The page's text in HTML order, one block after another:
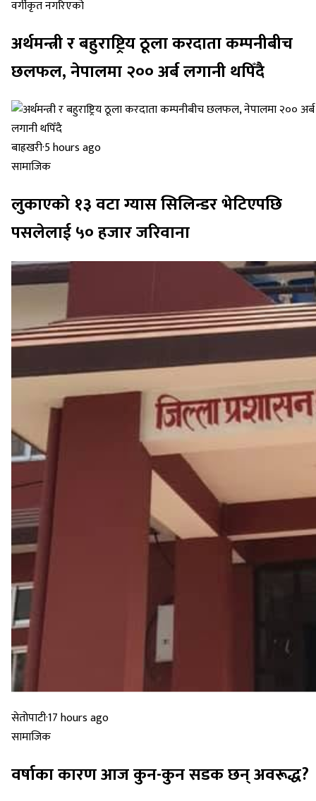
वर्गीकृत नगरिएको
अर्थमन्त्री र बहुराष्ट्रिय ठूला करदाता कम्पनीबीच
छलफल, नेपालमा २०० अर्ब लगानी थपिँदै
बाह्रखरी·5 hours ago
सामाजिक
लुकाएको १३ वटा ग्यास सिलिन्डर भेटिएपछि
पसलेलाई ५० हजार जरिवाना
सेतोपाटी·17 hours ago
सामाजिक
वर्षाका कारण आज कुन-कुन सडक छन् अवरूद्ध?